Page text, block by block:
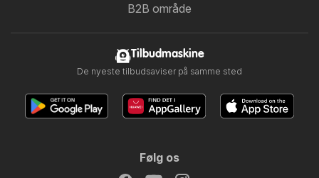
B2B område
Tilbudmaskine
De nyeste tilbudsaviser på samme sted
Følg os